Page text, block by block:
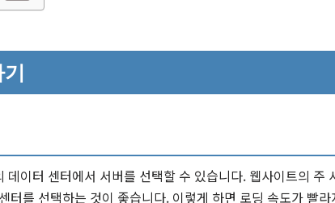
이터 센터에서 서버를 선택할 수 있습니다. 웹사이트의 주
터를 선택하는 것이 좋습니다. 이렇게 하면 로딩 속도가 빨